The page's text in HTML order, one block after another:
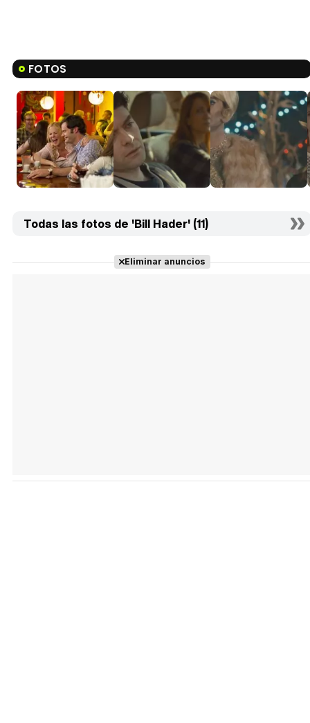
FOTOS
Todas las fotos de 'Bill Hader' (11)
Eliminar anuncios